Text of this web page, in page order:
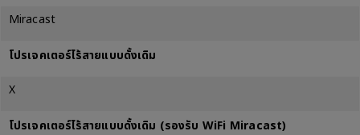
Miracast
โปรเจคเตอร์ไร้สายแบบดั้งเดิม
X
โปรเจคเตอร์ไร้สายแบบดั้งเดิม (รองรับ WiFi Miracast)